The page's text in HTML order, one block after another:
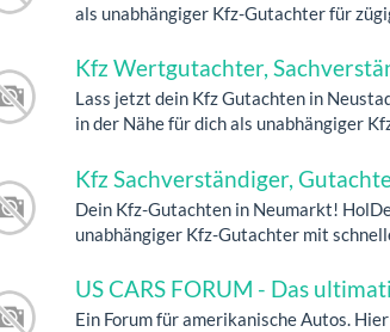
als unabhängiger Kfz-Gutachter für
Kfz Wertgutachter,
Lass jetzt dein Kfz Gutachten in
in der Nähe für dich als unabhängiger
Kfz Sachverständiger,
Dein Kfz-Gutachten in Neumarkt!
unabhängiger Kfz-Gutachter mit
US CARS FORUM - Das
Ein Forum für amerikanische Autos.